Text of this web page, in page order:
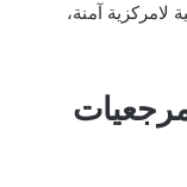
لامركزية آمنة،